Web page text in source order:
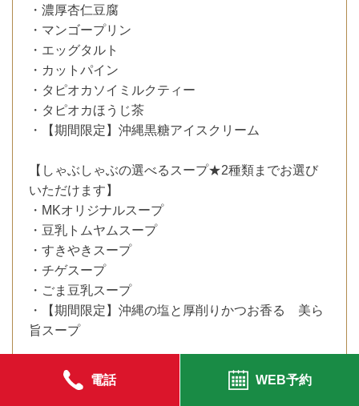
・濃厚杏仁豆腐
・マンゴープリン
・エッグタルト
・カットパイン
・タピオカソイミルクティー
・タピオカほうじ茶
・【期間限定】沖縄黒糖アイスクリーム
【しゃぶしゃぶの選べるスープ★2種類までお選び
いただけます】
・MKオリジナルスープ
・豆乳トムヤムスープ
・すきやきスープ
・チゲスープ
・ごま豆乳スープ
・【期間限定】沖縄の塩と厚削りかつお香る 美ら
旨スープ
電話 WEB予約